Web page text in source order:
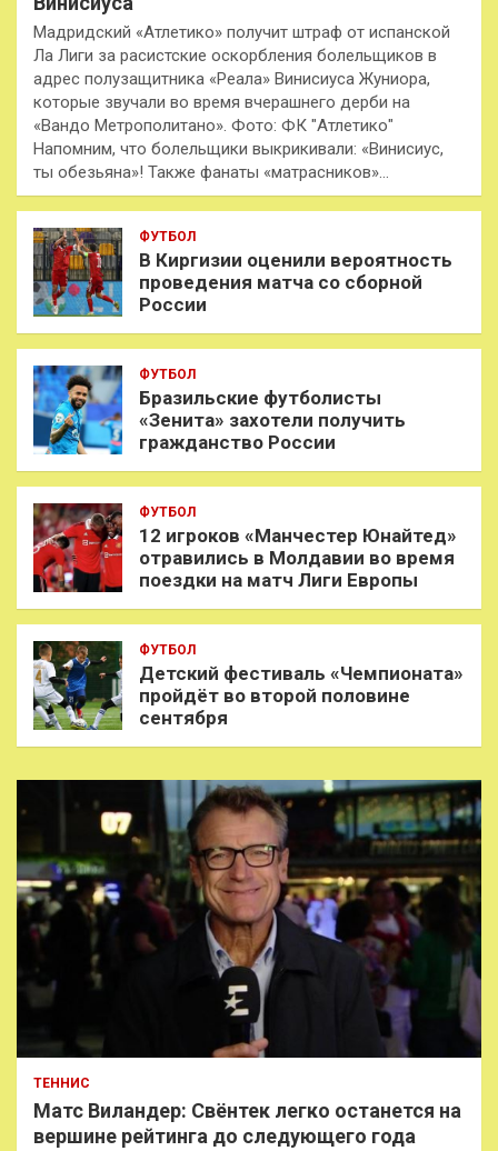
Мадридский «Атлетико» получит штраф от испанской
Ла Лиги за расистские оскорбления болельщиков в
адрес полузащитника «Реала» Винисиуса Жуниора,
которые звучали во время вчерашнего дерби на
«Вандо Метрополитано». Фото: ФК "Атлетико"
Напомним, что болельщики выкрикивали: «Винисиус,
ты обезьяна»! Также фанаты «матрасников»…
ФУТБОЛ
В Киргизии оценили вероятность
проведения матча со сборной
России
ФУТБОЛ
Бразильские футболисты
«Зенита» захотели получить
гражданство России
ФУТБОЛ
12 игроков «Манчестер Юнайтед»
отравились в Молдавии во время
поездки на матч Лиги Европы
ФУТБОЛ
Детский фестиваль «Чемпионата»
пройдёт во второй половине
сентября
ТЕННИС
Матс Виландер: Свёнтек легко останется на
вершине рейтинга до следующего года